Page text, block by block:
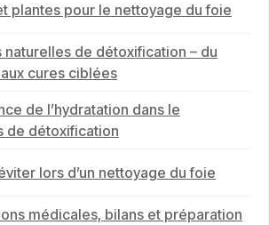
plantes pour le nettoyage du foie
naturelles de détoxification – du
cures ciblées
de l’hydratation dans le
de détoxification
lors d’un nettoyage du foie
médicales, bilans et préparation